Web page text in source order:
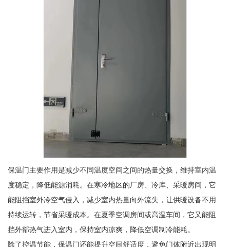
保温门主要作用是减少不同温度空间之间的热量交换，维持室内温
度稳定，降低能源消耗。在寒冷地区的厂房、冷库、采暖房间，它
能阻挡室外冷空气侵入，减少室内热量向外流失，让供暖设备不用
持续运转，节省采暖成本。在夏季空调房间或高温车间，它又能阻
挡外部热气进入室内，保持室内凉爽，降低空调制冷能耗。
除了控温节能，保温门还能提升空间舒适度，避免门体附近出现明